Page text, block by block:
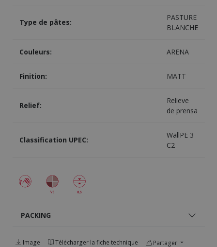
Type de pâtes:
PASTURE
BLANCHE
Couleurs: ARENA
Finition: MATT
Relief:
Relieve
de prensa
Classification UPEC:
WallPE 3
C2
PACKING
Image Télécharger la fiche technique Partager